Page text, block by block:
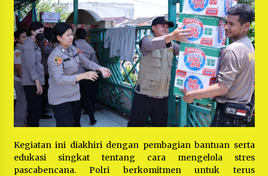
Kegiatan ini diakhiri dengan pembagian bantuan serta
edukasi singkat tentang cara mengelola stres
pascabencana. Polri berkomitmen untuk terus